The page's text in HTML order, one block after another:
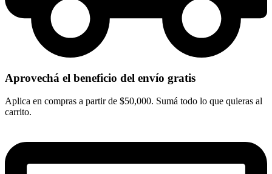
Aprovechá el beneficio del envío gratis
Aplica en compras a partir de $50,000. Sumá todo lo que quieras al
carrito.